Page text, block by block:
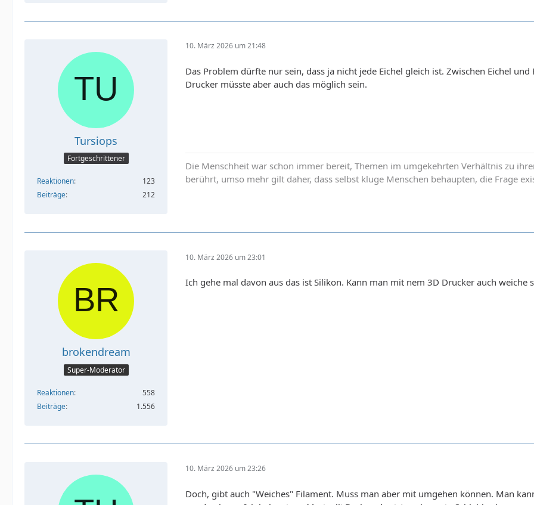
Tursiops
Fortgeschrittener
Reaktionen
123
Beiträge
212
10. März 2026 um 21:48
Das Problem dürfte nur sein, dass ja nicht jede Eichel gleich ist. Zwischen Eichel
Drucker müsste aber auch das möglich sein.
Die Menschheit war schon immer bereit, Themen im umgekehrten Verhältnis zu
berührt, umso mehr gilt daher, dass selbst kluge Menschen behaupten, die Frage
brokendream
Super-Moderator
Reaktionen
558
Beiträge
1.556
10. März 2026 um 23:01
Ich gehe mal davon aus das ist Silikon. Kann man mit nem 3D Drucker auch weiche
10. März 2026 um 23:26
Doch, gibt auch "Weiches" Filament. Muss man aber mit umgehen können. Man